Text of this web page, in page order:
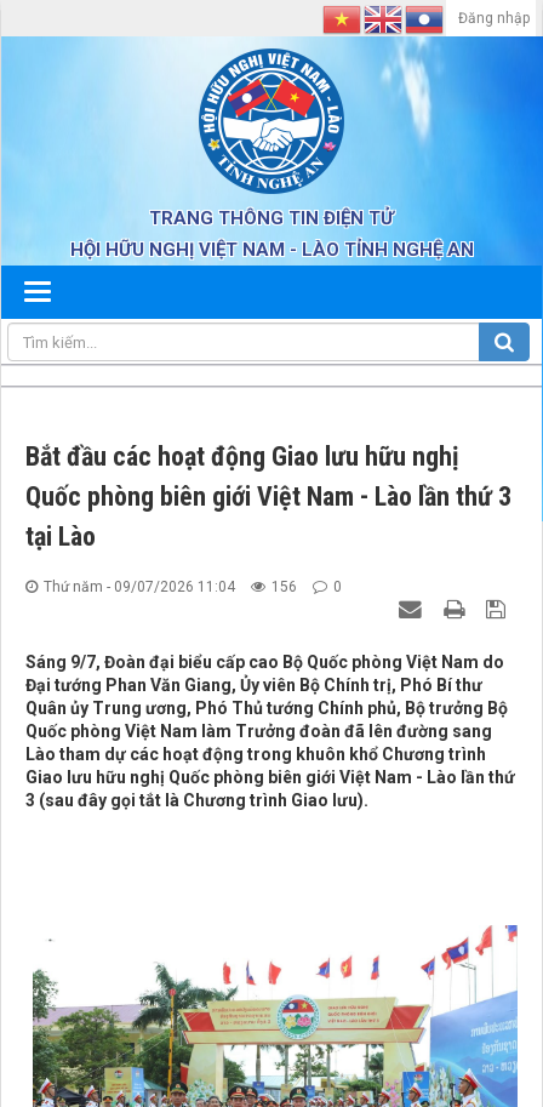
TRANG THÔNG TIN ĐIỆN TỬ
HỘI HỮU NGHỊ VIỆT NAM - LÀO TỈNH NGHỆ AN
Đăng nhập
Bắt đầu các hoạt động Giao lưu hữu nghị
Quốc phòng biên giới Việt Nam - Lào lần thứ 3
tại Lào
Thứ năm - 09/07/2026 11:04 156 0
Sáng 9/7, Đoàn đại biểu cấp cao Bộ Quốc phòng Việt Nam do
Đại tướng Phan Văn Giang, Ủy viên Bộ Chính trị, Phó Bí thư
Quân ủy Trung ương, Phó Thủ tướng Chính phủ, Bộ trưởng Bộ
Quốc phòng Việt Nam làm Trưởng đoàn đã lên đường sang
Lào tham dự các hoạt động trong khuôn khổ Chương trình
Giao lưu hữu nghị Quốc phòng biên giới Việt Nam - Lào lần thứ
3 (sau đây gọi tắt là Chương trình Giao lưu).